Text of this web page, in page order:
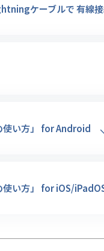
ケーブルで 有線
い方」 for Android
い方」 for iOS/